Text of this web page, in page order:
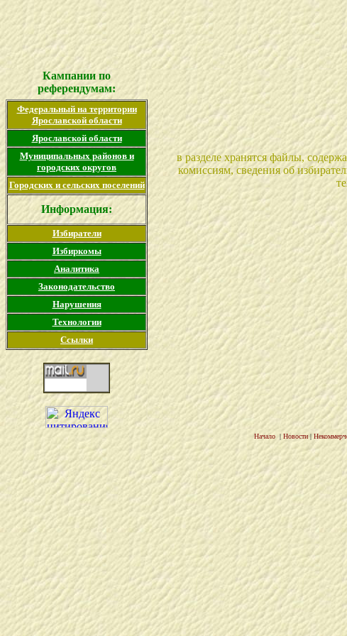
Кампании по
референдумам:
Федеральный на территории
Ярославской области
Ярославской области
Муниципальных районов и
городских округов
Городских и сельских поселений
Информация:
Избиратели
Избиркомы
Аналитика
Законодательство
Нарушения
Технологии
Ссылки
в разделе хранятся файлы,
комиссиям, сведения об
Начало | Новости |